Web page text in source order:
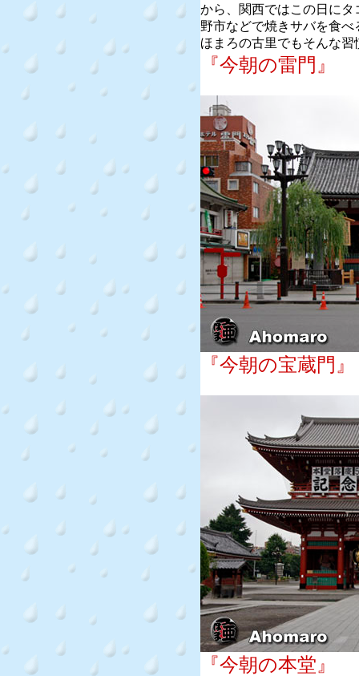
から、関西ではこの日に
野市などで焼きサバを食
ほまろの古里でもそんな
『今朝の雷門』
『今朝の宝蔵門』
『今朝の本堂』